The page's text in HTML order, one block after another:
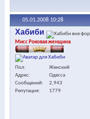
05.01.2008 10:28
Хабиби
Мисс Роковая женщина
Пол
Женский
Адрес
Одесса
Сообщений
2,943
Репутация
1779